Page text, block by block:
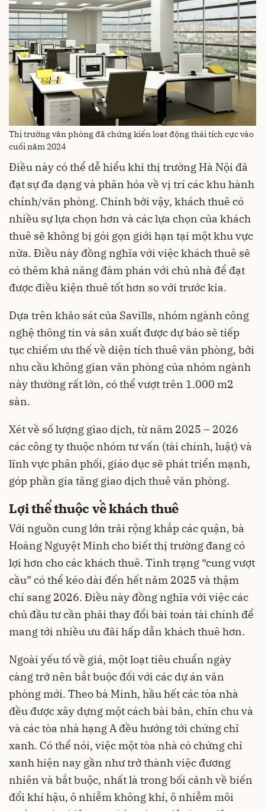
Thị trường văn phòng đã chứng kiến loạt động thái tích cực vào
cuối năm 2024
Điều này có thể dễ hiểu khi thị trường Hà Nội đã
đạt sự đa dạng và phân hóa về vị trí các khu hành
chính/văn phòng. Chính bởi vậy, khách thuê có
nhiều sự lựa chọn hơn và các lựa chọn của khách
thuê sẽ không bị gói gọn giới hạn tại một khu vực
nữa. Điều này đồng nghĩa với việc khách thuê sẽ
có thêm khả năng đàm phán với chủ nhà để đạt
được điều kiện thuê tốt hơn so với trước kia.
Dựa trên khảo sát của Savills, nhóm ngành công
nghệ thông tin và sản xuất được dự báo sẽ tiếp
tục chiếm ưu thế về diện tích thuê văn phòng, bởi
nhu cầu không gian văn phòng của nhóm ngành
này thường rất lớn, có thể vượt trên 1.000 m2
sàn.
Xét về số lượng giao dịch, từ năm 2025 – 2026
các công ty thuộc nhóm tư vấn (tài chính, luật) và
lĩnh vực phân phối, giáo dục sẽ phát triển mạnh,
góp phần gia tăng giao dịch thuê văn phòng.
Lợi thế thuộc về khách thuê
Với nguồn cung lớn trải rộng khắp các quận, bà
Hoàng Nguyệt Minh cho biết thị trường đang có
lợi hơn cho các khách thuê. Tình trạng “cung vượt
cầu” có thể kéo dài đến hết năm 2025 và thậm
chí sang 2026. Điều này đồng nghĩa với việc các
chủ đầu tư cần phải thay đổi bài toán tài chính để
mang tới nhiều ưu đãi hấp dẫn khách thuê hơn.
Ngoài yếu tố về giá, một loạt tiêu chuẩn ngày
càng trở nên bắt buộc đối với các dự án văn
phòng mới. Theo bà Minh, hầu hết các tòa nhà
đều được xây dựng một cách bài bản, chỉn chu và
và các tòa nhà hạng A đều hướng tới chứng chỉ
xanh. Có thể nói, việc một tòa nhà có chứng chỉ
xanh hiện nay gần như trở thành việc đương
nhiên và bắt buộc, nhất là trong bối cảnh về biến
đổi khí hậu, ô nhiễm không khí, ô nhiễm môi